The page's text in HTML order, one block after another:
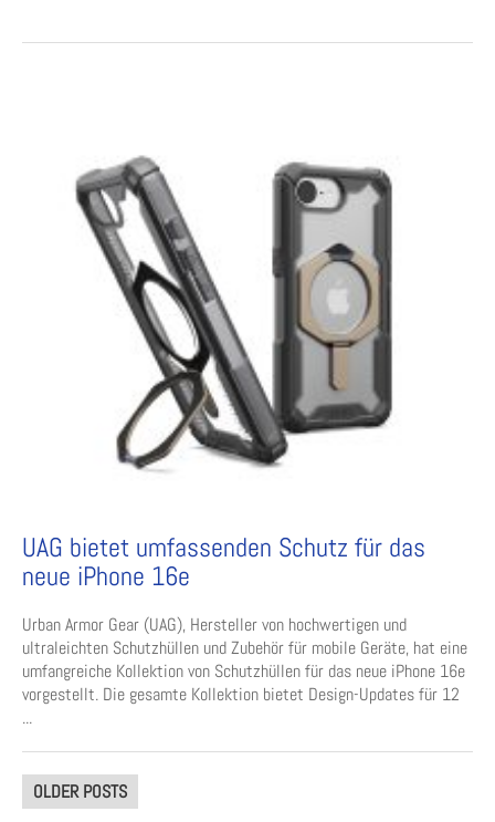
UAG bietet umfassenden Schutz für das
neue iPhone 16e
Urban Armor Gear (UAG), Hersteller von hochwertigen und
ultraleichten Schutzhüllen und Zubehör für mobile Geräte, hat eine
umfangreiche Kollektion von Schutzhüllen für das neue iPhone 16e
vorgestellt. Die gesamte Kollektion bietet Design-Updates für 12
...
Posts
navigation
OLDER POSTS